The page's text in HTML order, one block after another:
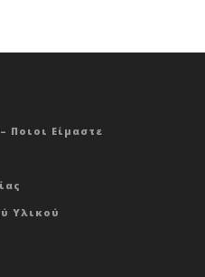
Ποιοι Είμαστε
Υλικού